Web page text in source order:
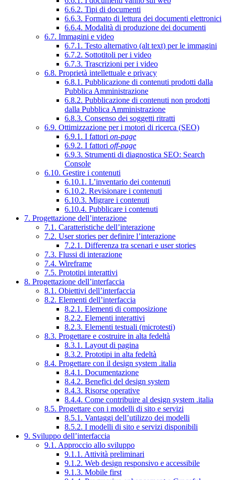
6.6.2. Tipi di documenti
6.6.3. Formato di lettura dei documenti elettronici
6.6.4. Modalità di produzione dei documenti
6.7. Immagini e video
6.7.1. Testo alternativo (alt text) per le immagini
6.7.2. Sottotitoli per i video
6.7.3. Trascrizioni per i video
6.8. Proprietà intellettuale e privacy
6.8.1. Pubblicazione di contenuti prodotti dalla
Pubblica Amministrazione
6.8.2. Pubblicazione di contenuti non prodotti
dalla Pubblica Amministrazione
6.8.3. Consenso dei soggetti ritratti
6.9. Ottimizzazione per i motori di ricerca (SEO)
6.9.1. I fattori on-page
6.9.2. I fattori off-page
6.9.3. Strumenti di diagnostica SEO: Search
Console
6.10. Gestire i contenuti
6.10.1. L’inventario dei contenuti
6.10.2. Revisionare i contenuti
6.10.3. Migrare i contenuti
6.10.4. Pubblicare i contenuti
7. Progettazione dell’interazione
7.1. Caratteristiche dell’interazione
7.2. User stories per definire l’interazione
7.2.1. Differenza tra scenari e user stories
7.3. Flussi di interazione
7.4. Wireframe
7.5. Prototipi interattivi
8. Progettazione dell’interfaccia
8.1. Obiettivi dell’interfaccia
8.2. Elementi dell’interfaccia
8.2.1. Elementi di composizione
8.2.2. Elementi interattivi
8.2.3. Elementi testuali (microtesti)
8.3. Progettare e costruire in alta fedeltà
8.3.1. Layout di pagina
8.3.2. Prototipi in alta fedeltà
8.4. Progettare con il design system .italia
8.4.1. Documentazione
8.4.2. Benefici del design system
8.4.3. Risorse operative
8.4.4. Come contribuire al design system .italia
8.5. Progettare con i modelli di sito e servizi
8.5.1. Vantaggi dell’utilizzo dei modelli
8.5.2. I modelli di sito e servizi disponibili
9. Sviluppo dell’interfaccia
9.1. Approccio allo sviluppo
9.1.1. Attività preliminari
9.1.2. Web design responsivo e accessibile
9.1.3. Mobile first